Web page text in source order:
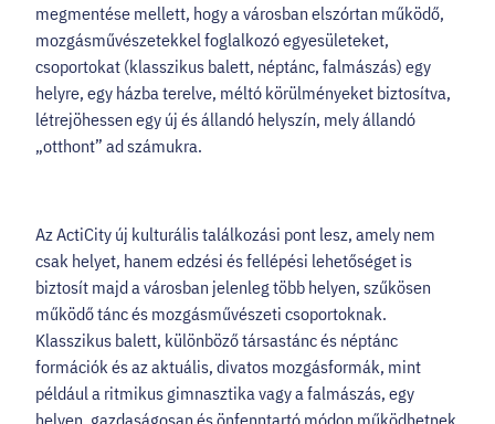
megmentése mellett, hogy a városban elszórtan működő,
mozgásművészetekkel foglalkozó egyesületeket,
csoportokat (klasszikus balett, néptánc, falmászás) egy
helyre, egy házba terelve, méltó körülményeket biztosítva,
létrejöhessen egy új és állandó helyszín, mely állandó
„otthont” ad számukra.
Az ActiCity új kulturális találkozási pont lesz, amely nem
csak helyet, hanem edzési és fellépési lehetőséget is
biztosít majd a városban jelenleg több helyen, szűkösen
működő tánc és mozgásművészeti csoportoknak.
Klasszikus balett, különböző társastánc és néptánc
formációk és az aktuális, divatos mozgásformák, mint
például a ritmikus gimnasztika vagy a falmászás, egy
helyen, gazdaságosan és önfenntartó módon működhetnek